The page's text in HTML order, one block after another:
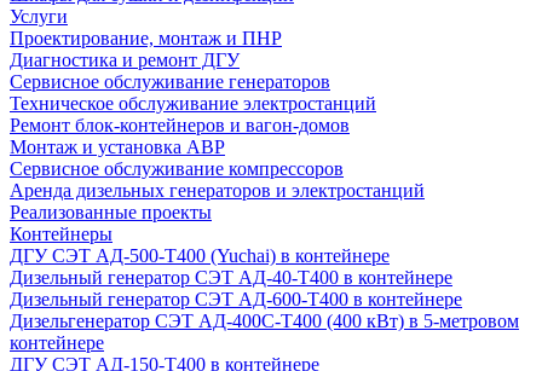
Услуги
Проектирование, монтаж и ПНР
Диагностика и ремонт ДГУ
Сервисное обслуживание генераторов
Техническое обслуживание электростанций
Ремонт блок-контейнеров и вагон-домов
Монтаж и установка АВР
Сервисное обслуживание компрессоров
Аренда дизельных генераторов и электростанций
Реализованные проекты
Контейнеры
ДГУ СЭТ АД-500-Т400 (Yuchai) в контейнере
Дизельный генератор СЭТ АД-40-Т400 в контейнере
Дизельный генератор СЭТ АД-600-Т400 в контейнере
Дизельгенератор СЭТ АД-400С-Т400 (400 кВт) в 5-метровом
контейнере
ДГУ СЭТ АД-150-Т400 в контейнере